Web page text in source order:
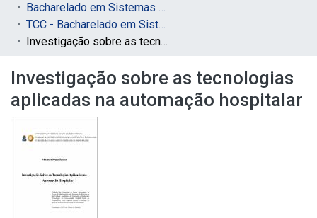
Bacharelado em Sistemas de Informação (UAEADTec)
TCC - Bacharelado em Sistemas da Informação (UAEADTec)
Investigação sobre as tecnologias aplicadas na automação hospitalar
Investigação sobre as tecnologias
aplicadas na automação hospitalar